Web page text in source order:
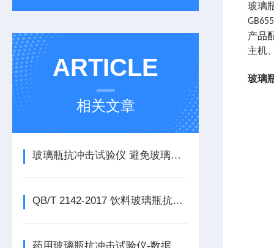
ARTICLE
相关文章
玻璃瓶抗冲击试验仪 避免玻璃瓶在运输中被撞碎 GB/T 6552-2025
QB/T 2142-2017 饮料玻璃瓶抗冲击试验仪的测试方法
玻璃
产品
主机
玻璃